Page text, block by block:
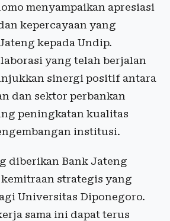
menyampaikan apresiasi
kepercayaan yang
kepada Undip.
yang telah berjalan
sinergi positif antara
dan sektor perbankan
peningkatan kualitas
institusi.
diberikan Bank Jateng
strategis yang
Universitas Diponegoro.
sama ini dapat terus